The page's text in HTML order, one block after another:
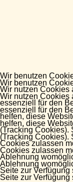
Wir benutzen
Wir nutzen Cookies
essenziell für den
helfen, diese
(Tracking Cookies).
Cookies zulassen
Ablehnung
Seite zur Verfügung
Wir benutzen
Wir nutzen Cookies
essenziell für den
helfen, diese
(Tracking Cookies).
Cookies zulassen
Ablehnung
Seite zur Verfügung